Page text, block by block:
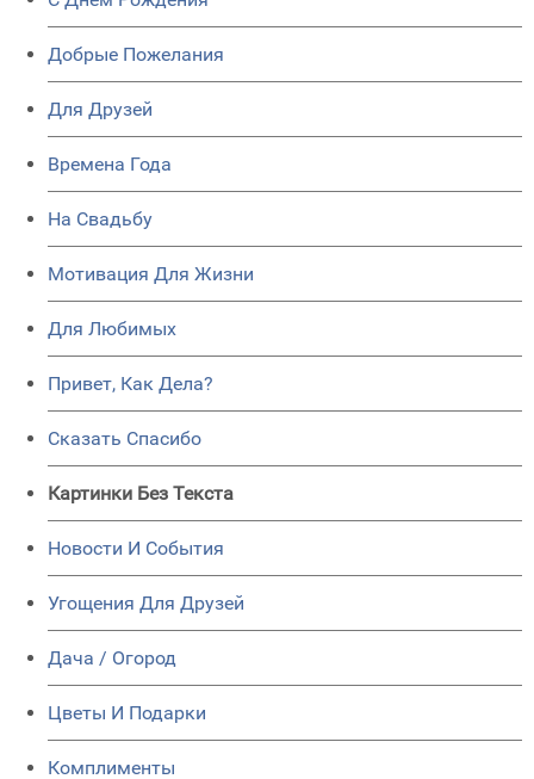
Добрые Пожелания
Для Друзей
Времена Года
На Свадьбу
Мотивация Для Жизни
Для Любимых
Привет, Как Дела?
Сказать Спасибо
Картинки Без Текста
Новости И События
Угощения Для Друзей
Дача / Огород
Цветы И Подарки
Комплименты